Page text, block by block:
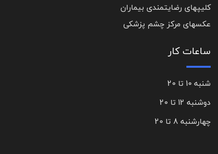
کلیپهای رضایتمندی بیماران
عکسهای مرکز چشم پزشکی
ساعات کار
شنبه 10 تا 20
دوشنبه 12 تا 20
چهارشنبه 8 تا 20